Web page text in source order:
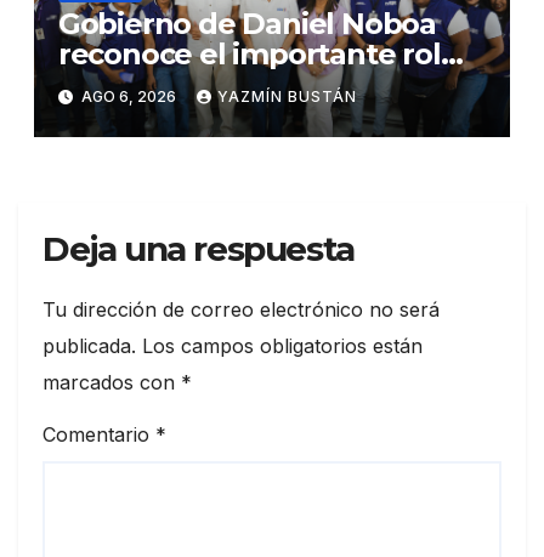
Gobierno de Daniel Noboa
reconoce el importante rol
que cumplen educadoras del
servicio Creciendo con
Nuestros Hijos en beneficio
AGO 6, 2026 YAZMÍN BUSTÁN
Deja una respuesta
Tu dirección de correo electrónico no será
publicada. Los campos obligatorios están
marcados con *
Comentario *